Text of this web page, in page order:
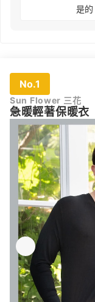
是的
No.1
Sun Flower 三花
急暖輕著保暖衣